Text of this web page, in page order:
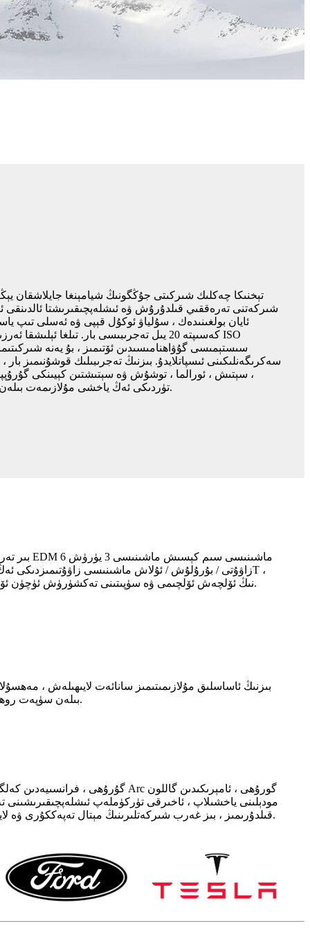
شىركەتنى تەرەققىي قىلدۇرۇش ۋە ئىشلەپچىقىرىشتا ئالدىنقى
ئايان بولغىنىدەك ، سۇلياۋ ئوكۇل قېپى ۋە ئەسلى تىپ
سىستېمىسى گۇۋاھنامىسىدىن ئۆتىمىز ، بۇ يەنە
سەكرىگەنلىكىنى ئىسپاتلايدۇ. بىزنىڭ تەجرىبىلىك قوشۇنىمىز بار ،
، سېتىش ، ئورالما ، توشۇش ۋە سېتىشتىن كېيىنكى
تۈردىكى ئەڭ ياخشى مۇلازىمەت بىلەن تەمىنلەشنى مەقسەت قىلىدۇ.
160T ، 220T ، 260T ، 320T ، 380T ، 420T قاتارلىقلار بار ، ئوخشىمىغان قېلىپ تەلىپىگە ماس كېلىدۇ. بىزدە يەنە QC نىڭ ئۆلچەش ئۆلچىمى ۋە سۈپىتىنى تەكشۈرۈش ئۈچۈن ئۆلچەش ئەسۋابى بار.
بىزنىڭ ئاساسلىق مۇلازىمىتىمىز سانائەت لايىھىلەش ،
بىلەن سۈپەت روھىغا ئاساسەن ، كارخانا مەقسىتى ئۈچۈن ئەڭ ياخشى مۇلازىمەت قىلىپ ، خېرىدارلارنى تۈرنى بىر ھەل قىلىش چارىسى بىلەن تەمىنلەش.
قىلدۇرىمىز ، بىز غەرب شىركەتلىرىنىڭ مېتال تەپەككۇرى ۋە لايىھىلەش روھىنى تولۇق چۈشىنىمىز. بىز ئىشلەپچىقىرىش جەريانىمىزنى داۋاملىق ياخشىلاپ ، خېرىدارغا تېخىمۇ ياخشى مۇلازىمەت قىلىمىز.